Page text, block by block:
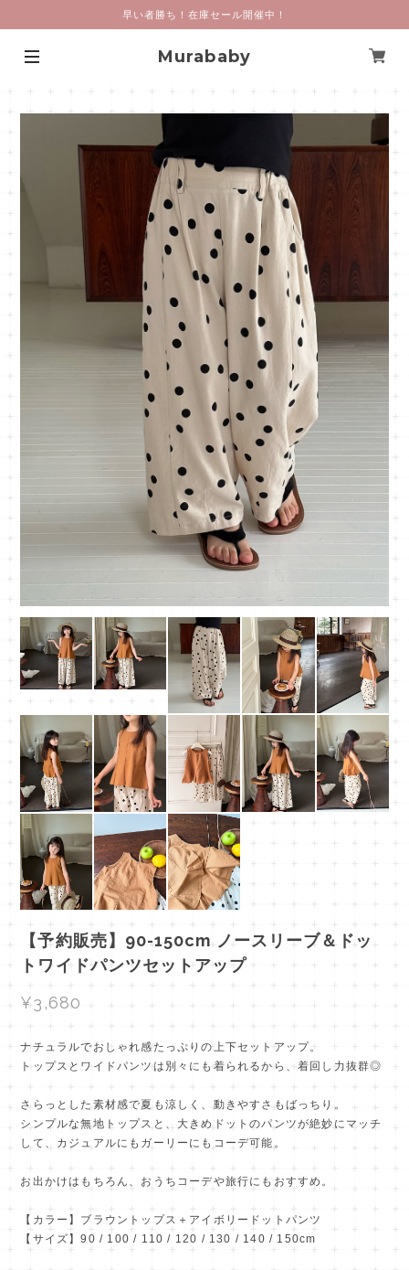
早い者勝ち！在庫セール開催中！
Murababy
【予約販売】90-150cm ノースリーブ＆ドッ
トワイドパンツセットアップ
¥3,680
ナチュラルでおしゃれ感たっぷりの上下セットアップ。
トップスとワイドパンツは別々にも着られるから、着回し力抜群◎
さらっとした素材感で夏も涼しく、動きやすさもばっちり。
シンプルな無地トップスと、大きめドットのパンツが絶妙にマッチ
して、カジュアルにもガーリーにもコーデ可能。
お出かけはもちろん、おうちコーデや旅行にもおすすめ。
【カラー】ブラウントップス＋アイボリードットパンツ
【サイズ】90 / 100 / 110 / 120 / 130 / 140 / 150cm